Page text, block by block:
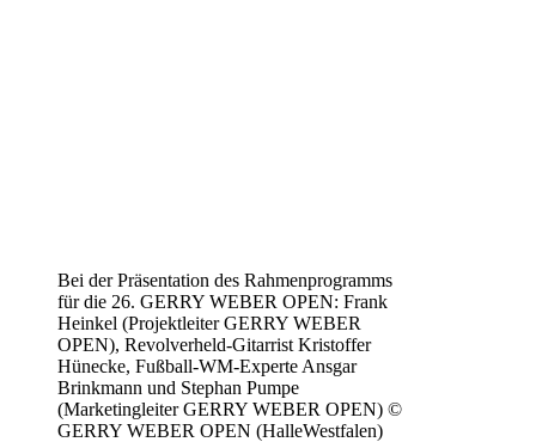
Bei der Präsentation des Rahmenprogramms
für die 26. GERRY WEBER OPEN: Frank
Heinkel (Projektleiter GERRY WEBER
OPEN), Revolverheld-Gitarrist Kristoffer
Hünecke, Fußball-WM-Experte Ansgar
Brinkmann und Stephan Pumpe
(Marketingleiter GERRY WEBER OPEN) ©
GERRY WEBER OPEN (HalleWestfalen)